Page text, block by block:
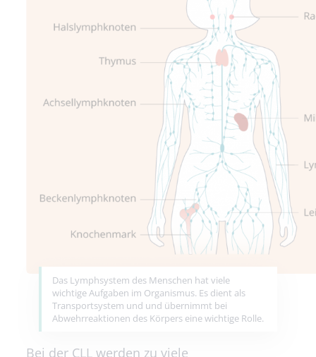
Das Lymphsystem des Menschen hat viele
wichtige Aufgaben im Organismus. Es dient als
Transportsystem und und übernimmt bei
Abwehrreaktionen des Körpers eine wichtige Rolle.
Bei der CLL werden zu viele